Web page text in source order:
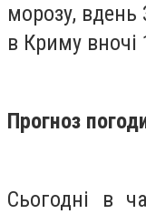
морозу, вдень
в Криму вночі
Прогноз
Сьогодні в